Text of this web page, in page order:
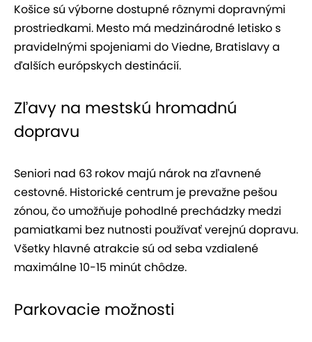
Košice sú výborne dostupné rôznymi dopravnými
prostriedkami. Mesto má medzinárodné letisko s
pravidelnými spojeniami do Viedne, Bratislavy a
ďalších európskych destinácií.
Zľavy na mestskú hromadnú
dopravu
Seniori nad 63 rokov majú nárok na zľavnené
cestovné. Historické centrum je prevažne pešou
zónou, čo umožňuje pohodlné prechádzky medzi
pamiatkami bez nutnosti používať verejnú dopravu.
Všetky hlavné atrakcie sú od seba vzdialené
maximálne 10-15 minút chôdze.
Parkovacie možnosti